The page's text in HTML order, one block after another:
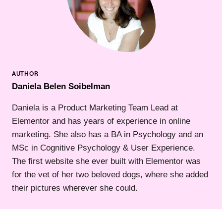
Daniela Belen Soibelman
Daniela is a Product Marketing Team Lead at
Elementor and has years of experience in online
marketing. She also has a BA in Psychology and an
MSc in Cognitive Psychology & User Experience.
The first website she ever built with Elementor was
for the vet of her two beloved dogs, where she added
their pictures wherever she could.